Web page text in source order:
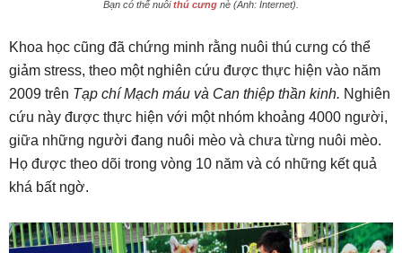
Bạn có thể nuôithú cưng nè (Ảnh: Internet).
Khoa học cũng đã chứng minh rằng nuôi thú cưng có thể
giảm stress, theo một nghiên cứu được thực hiện vào năm
2009 trên Tạp chí Mạch máu và Can thiệp thần kinh. Nghiên
cứu này được thực hiện với một nhóm khoảng 4000 người,
giữa những người đang nuôi mèo và chưa từng nuôi mèo.
Họ được theo dõi trong vòng 10 năm và có những kết quả
khá bất ngờ.